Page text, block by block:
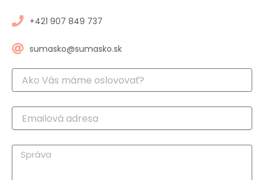
+421 907 849 737
sumasko@sumasko.sk
M
o
E
iS